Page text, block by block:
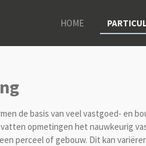
HOME
de basis van veel vastgoed- en
opmetingen het nauwkeurig
perceel of gebouw. Dit kan